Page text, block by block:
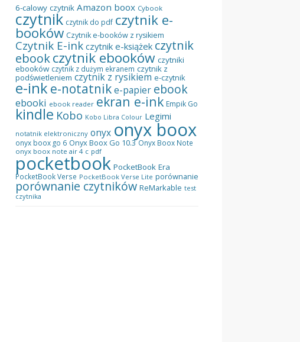
6-calowy czytnik Amazon boox Cybook
czytnik czytnik do pdf czytnik e-
booków Czytnik e-booków z rysikiem
Czytnik E-ink czytnik e-książek czytnik
ebookczytnik ebooków czytniki
ebooków czytnik z dużym ekranem czytnik z
podświetleniem czytnik z rysikiem e-czytnik
e-ink e-notatnike-papier ebook
ebooki ebook reader ekran e-ink Empik Go
kindle Kobo Kobo Libra Colour Legimi
notatnik elektroniczny onyx onyx boox
onyx boox go 6 Onyx Boox Go 10.3 Onyx Boox Note
onyx boox note air 4 c pdf
pocketbook PocketBook Era
PocketBook Verse PocketBook Verse Lite porównanie
porównanie czytników ReMarkable test
czytnika